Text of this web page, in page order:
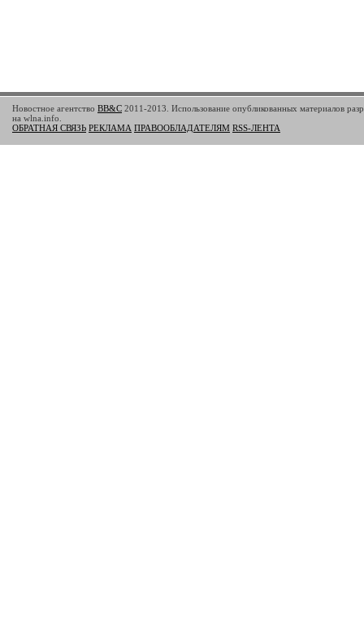
Новостное агентство BB&C 2011-2013. Использование опубликованных материалов
на wlna.info.
ОБРАТНАЯ СВЯЗЬ РЕКЛАМА ПРАВООБЛАДАТЕЛЯМ RSS-ЛЕНТА